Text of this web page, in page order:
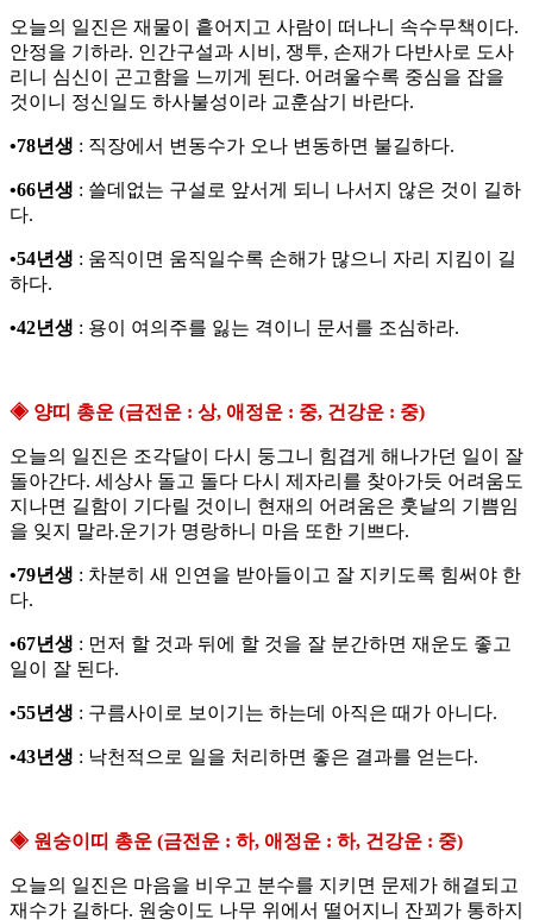
오늘의 일진은 재물이 흩어지고 사람이 떠나니 속수무책이다.
안정을 기하라. 인간구설과 시비, 쟁투, 손재가 다반사로 도사
리니 심신이 곤고함을 느끼게 된다. 어려울수록 중심을 잡을
것이니 정신일도 하사불성이라 교훈삼기 바란다.
•78년생 : 직장에서 변동수가 오나 변동하면 불길하다.
•66년생 : 쓸데없는 구설로 앞서게 되니 나서지 않은 것이 길하
다.
•54년생 : 움직이면 움직일수록 손해가 많으니 자리 지킴이 길
하다.
•42년생 : 용이 여의주를 잃는 격이니 문서를 조심하라.
◈ 양띠 총운 (금전운 : 상, 애정운 : 중, 건강운 : 중)
오늘의 일진은 조각달이 다시 둥그니 힘겹게 해나가던 일이 잘
돌아간다. 세상사 돌고 돌다 다시 제자리를 찾아가듯 어려움도
지나면 길함이 기다릴 것이니 현재의 어려움은 훗날의 기쁨임
을 잊지 말라.운기가 명랑하니 마음 또한 기쁘다.
•79년생 : 차분히 새 인연을 받아들이고 잘 지키도록 힘써야 한
다.
•67년생 : 먼저 할 것과 뒤에 할 것을 잘 분간하면 재운도 좋고
일이 잘 된다.
•55년생 : 구름사이로 보이기는 하는데 아직은 때가 아니다.
•43년생 : 낙천적으로 일을 처리하면 좋은 결과를 얻는다.
◈ 원숭이띠 총운 (금전운 : 하, 애정운 : 하, 건강운 : 중)
오늘의 일진은 마음을 비우고 분수를 지키면 문제가 해결되고
재수가 길하다. 원숭이도 나무 위에서 떨어지니 잔꾀가 통하지